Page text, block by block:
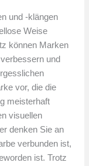
und -klängen
Weise
können Marken
und
vor, die die
meisterhaft
visuellen
denken Sie an
verbunden ist,
ist. Trotz